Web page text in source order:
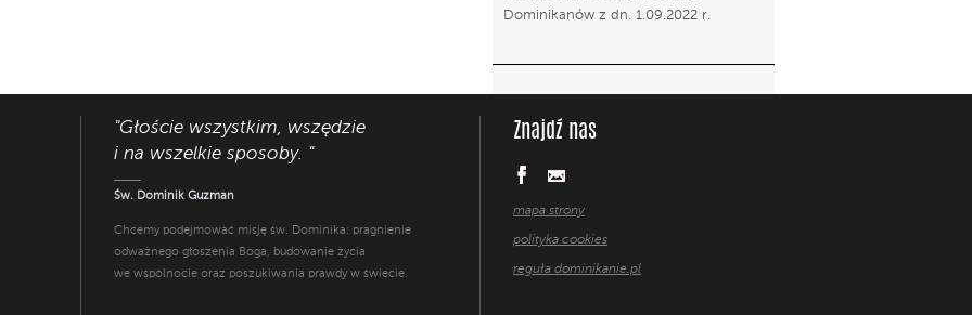
Dominikanów z dn. 1.09.2022 r.
"Głoście wszystkim, wszędzie
i na wszelkie sposoby. "
Św. Dominik Guzman
Chcemy podejmować misję św. Dominika: pragnienie
odważnego głoszenia Boga, budowanie życia
we wspólnocie oraz poszukiwania prawdy w świecie.
Znajdź nas
mapa strony
polityka cookies
reguła dominikanie.pl